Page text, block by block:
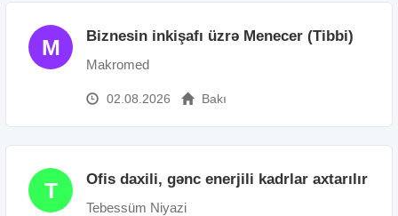
M Biznesin inkişafı üzrə Menecer (Tibbi)
Makromed
02.08.2026 Bakı
T Ofis daxili, gənc enerjili kadrlar axtarılır
Tebessüm Niyazi